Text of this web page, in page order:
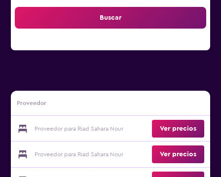
Buscar
Proveedor
Proveedor para Riad Sahara Nour Ver precios
Proveedor para Riad Sahara Nour Ver precios